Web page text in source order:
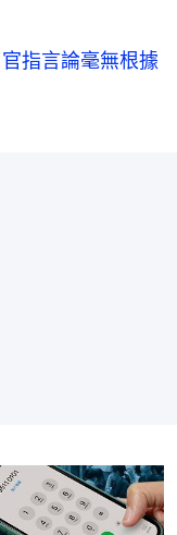
指言論毫無根據